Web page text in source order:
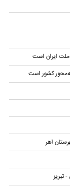
ملت ایران است
کشور است
اهر
تبریز